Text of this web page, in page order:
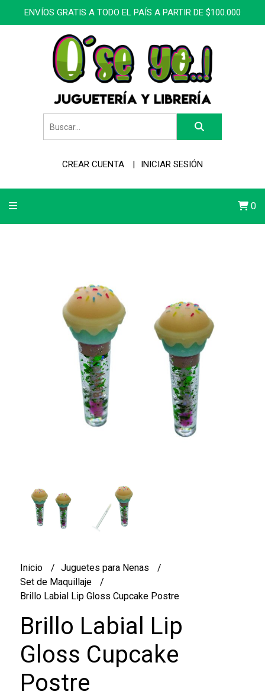
ENVÍOS GRATIS A TODO EL PAÍS A PARTIR DE $100.000
CREAR CUENTA INICIAR SESIÓN
0
Inicio
Juguetes para Nenas
Set de Maquillaje
Brillo Labial Lip Gloss Cupcake Postre
Brillo Labial Lip
Gloss Cupcake
Postre